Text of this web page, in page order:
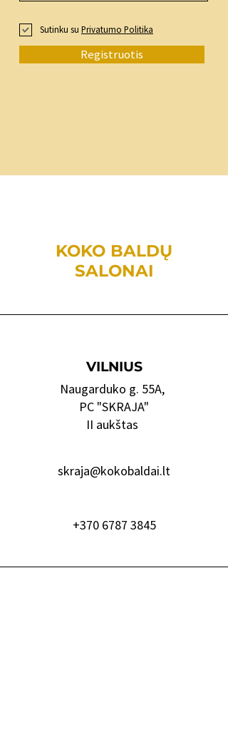
Sutinku su Privatumo Politika
Registruotis
KOKO BALDŲ
SALONAI
VILNIUS
Naugarduko g. 55A,
PC "SKRAJA"
II aukštas
skraja@kokobaldai.lt
+370 6787 3845